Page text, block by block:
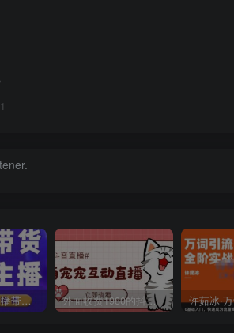
1
二占说直播·直播带货主播运营课程，主播运营二合一实操课 外面收费1980的抖音萌宠宠直播项目，可虚拟人直播，抖音报白，实时互动直播【软件+详细教程】